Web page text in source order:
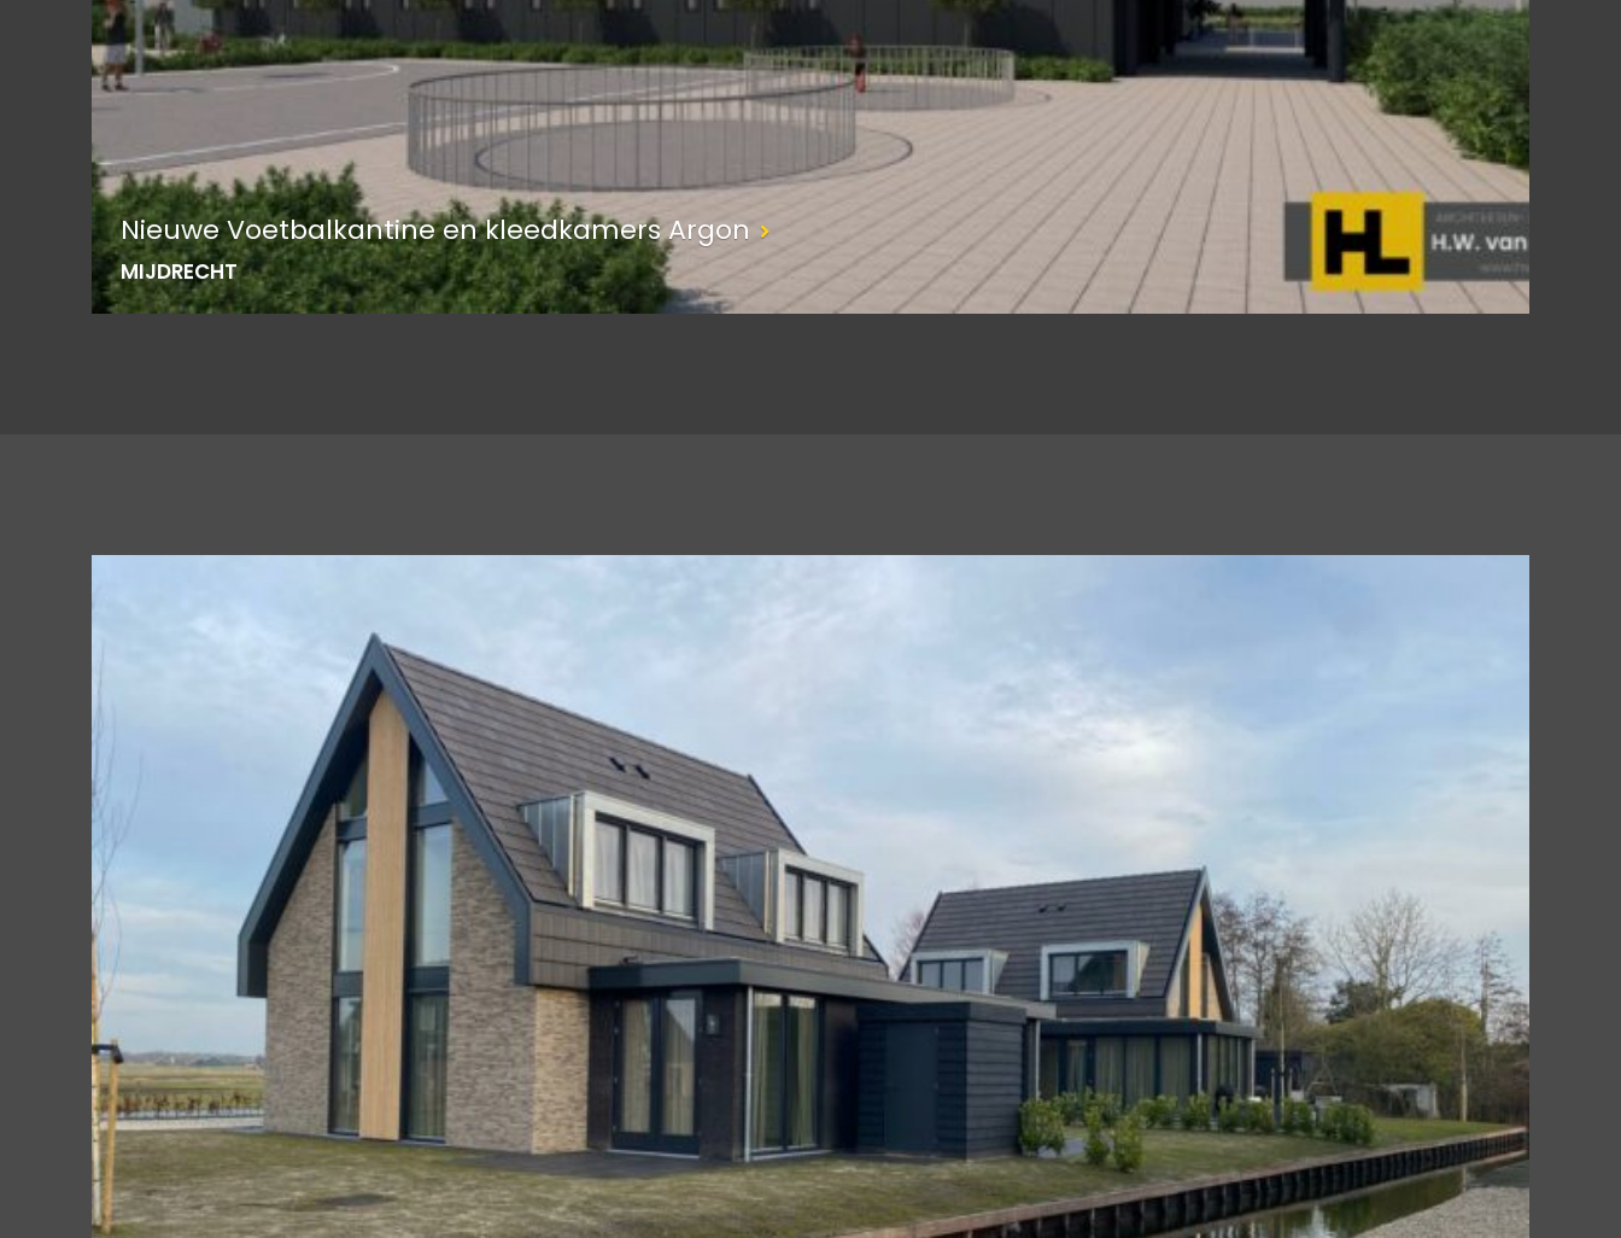
Nieuwe Voetbalkantine en kleedkamers Argon
MIJDRECHT